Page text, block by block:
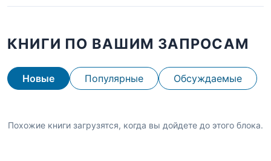
КНИГИ ПО ВАШИМ ЗАПРОСАМ
Новые Популярные Обсуждаемые
Похожие книги загрузятся, когда вы дойдете до этого блока.